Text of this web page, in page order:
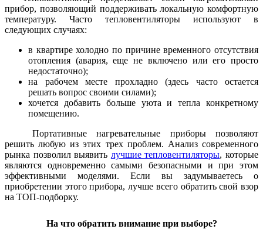
прибор, позволяющий поддерживать локальную комфортную
температуру. Часто тепловентиляторы используют в
следующих случаях:
в квартире холодно по причине временного отсутствия
отопления (авария, еще не включено или его просто
недостаточно);
на рабочем месте прохладно (здесь часто остается
решать вопрос своими силами);
хочется добавить больше уюта и тепла конкретному
помещению.
Портативные нагревательные приборы позволяют
решить любую из этих трех проблем. Анализ современного
рынка позволил выявить лучшие тепловентиляторы, которые
являются одновременно самыми безопасными и при этом
эффективными моделями. Если вы задумываетесь о
приобретении этого прибора, лучше всего обратить свой взор
на ТОП-подборку.
На что обратить внимание при выборе?